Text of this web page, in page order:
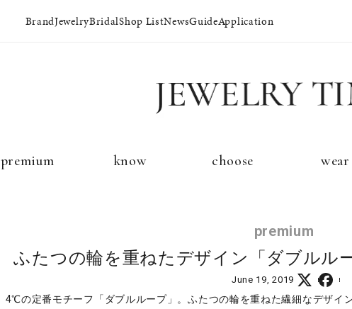
BrandJewelryBridalShop ListNewsGuideApplication
premium know choose wear
premium
ふたつの輪を重ねたデザイン「ダブルル
June 19, 2019
4℃の定番モチーフ「ダブルループ」。ふたつの輪を重ねた繊細なデザイ